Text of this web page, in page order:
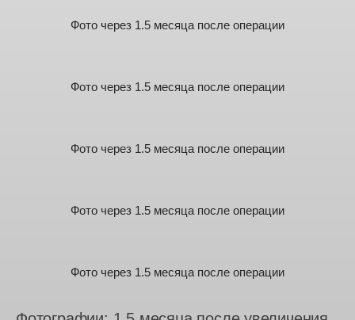
Фото через 1.5 месяца после операции
Фото через 1.5 месяца после операции
Фото через 1.5 месяца после операции
Фото через 1.5 месяца после операции
Фото через 1.5 месяца после операции